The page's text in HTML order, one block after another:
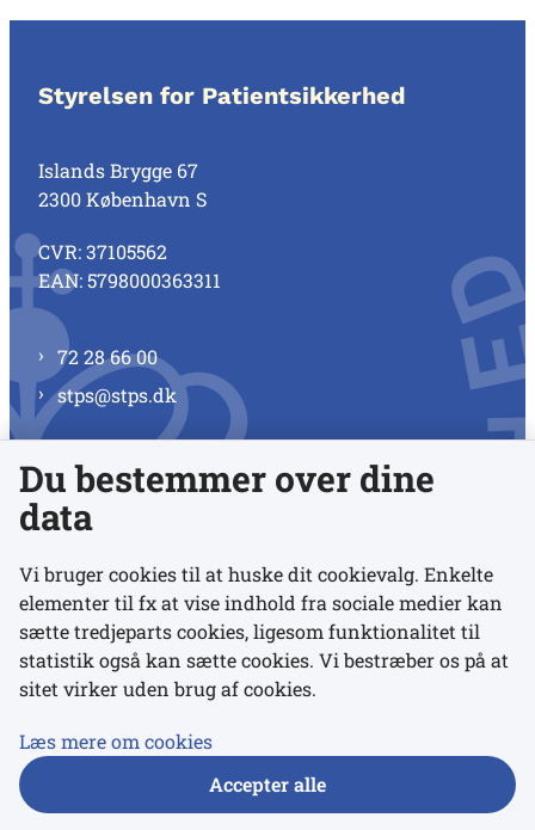
Styrelsen for Patientsikkerhed
Islands Brygge 67
2300 København S
CVR: 37105562
EAN: 5798000363311
72 28 66 00
stps@stps.dk
Se alle kontaktnumre
Links
Udgivelser
Data- og privatlivspolitik
Du bestemmer over dine
data
Vi bruger cookies til at huske dit cookievalg. Enkelte
elementer til fx at vise indhold fra sociale medier kan
sætte tredjeparts cookies, ligesom funktionalitet til
statistik også kan sætte cookies. Vi bestræber os på at
sitet virker uden brug af cookies.
Læs mere om cookies
Accepter alle